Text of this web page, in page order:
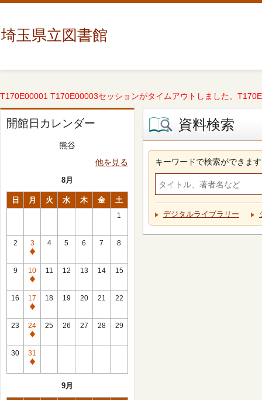
埼玉県立図書館
T170E00001 T170E00003セッションがタイムアウトしました。
開館日カレンダー
熊谷
他を見る
8月
日 月 火 水 木 金 土
1
2
3
休
館
日
4 5 6 7 8
9
10
休
館
日
11 12 13 14 15
16
17
休
館
日
18 19 20 21 22
23
24
休
館
日
25 26 27 28 29
30
31
休
9月
資料検索
キーワードで検索ができます
デジタルライブラリー